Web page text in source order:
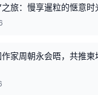
旅：慢享暹粒的惬意时
家周朝永会晤，共推柬